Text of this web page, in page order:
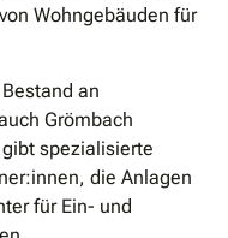
Wohngebäuden für
an
Grömbach
spezialisierte
die Anlagen
für Ein- und